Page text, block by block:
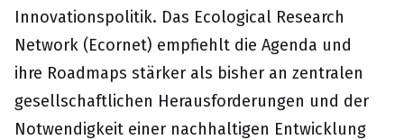
Innovationspolitik. Das Ecological Research
Network (Ecornet) empfiehlt die Agenda und
ihre Roadmaps stärker als bisher an zentralen
gesellschaftlichen Herausforderungen und der
Notwendigkeit einer nachhaltigen Entwicklung